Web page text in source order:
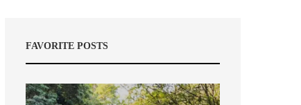
FAVORITE POSTS